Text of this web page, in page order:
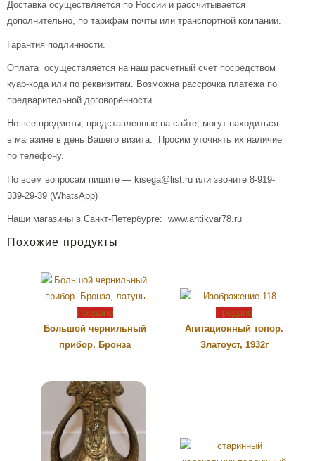
Доставка осуществляется по России и рассчитывается
дополнительно, по тарифам почты или транспортной компании.
Гарантия подлинности.
Оплата осуществляется на наш расчетный счёт посредством
куар-кода или по реквизитам. Возможна рассрочка платежа по
предварительной договорённости.
Не все предметы, представленные на сайте, могут находиться
в магазине в день Вашего визита. Просим уточнять их наличие
по телефону.
По всем вопросам пишите — kisega@list.ru или звоните 8-919-
339-29-39 (WhatsApp)
Наши магазины в Санкт-Петербурге: www.antikvar78.ru
Похожие продукты
Продано
Большой чернильный
прибор. Бронза
Продано
Агитационный топор.
Златоуст, 1932г